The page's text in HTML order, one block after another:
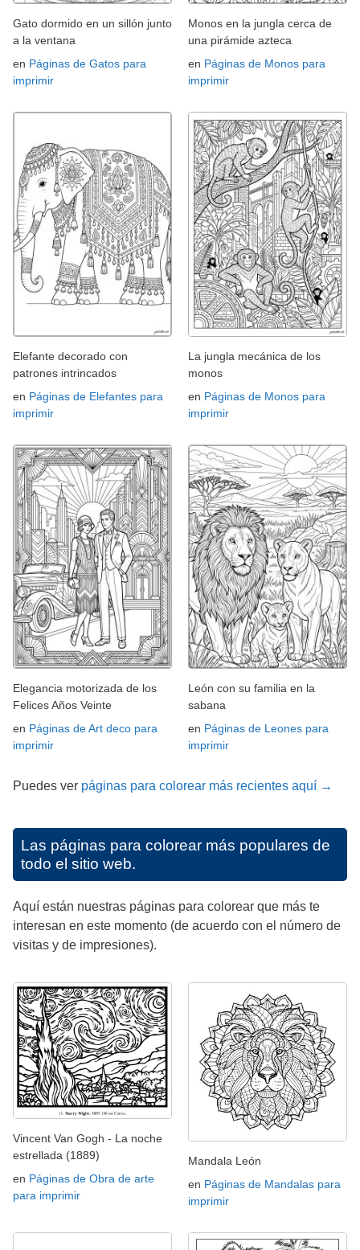
Gato dormido en un sillón junto
a la ventana
en Páginas de Gatos para
imprimir
Monos en la jungla cerca de
una pirámide azteca
en Páginas de Monos para
imprimir
Elefante decorado con
patrones intrincados
en Páginas de Elefantes para
imprimir
La jungla mecánica de los
monos
en Páginas de Monos para
imprimir
Elegancia motorizada de los
Felices Años Veinte
en Páginas de Art deco para
imprimir
León con su familia en la
sabana
en Páginas de Leones para
imprimir
Puedes ver páginas para colorear más recientes aquí →
Las páginas para colorear más populares de
todo el sitio web.
Aquí están nuestras páginas para colorear que más te
interesan en este momento (de acuerdo con el número de
visitas y de impresiones).
Vincent Van Gogh - La noche
estrellada (1889)
en Páginas de Obra de arte
para imprimir
Mandala León
en Páginas de Mandalas para
imprimir